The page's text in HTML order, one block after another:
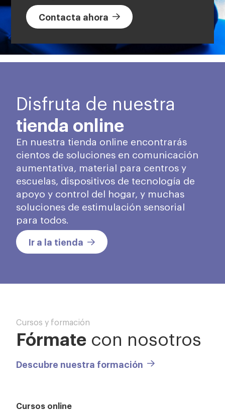
Contacta ahora
Disfruta de nuestra
tienda online
En nuestra tienda online encontrarás
cientos de soluciones en comunicación
aumentativa, material para centros y
escuelas, dispositivos de tecnología de
apoyo y control del hogar, y muchas
soluciones de estimulación sensorial
para todos.
Ir a la tienda
Cursos y formación
Fórmate con nosotros
Descubre nuestra formación
Cursos online